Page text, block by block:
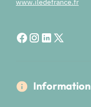
Information